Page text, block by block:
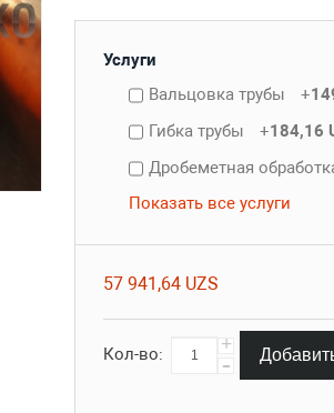
Услуги
Вальцовка трубы
+
Гибка трубы
+184,16
Дробеметная
Показать все услуги
57 941,64 UZS
Кол-во: +
-